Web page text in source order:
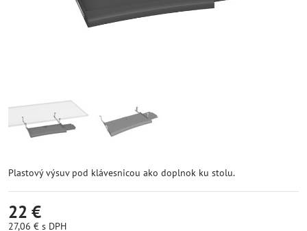
Plastový výsuv pod klávesnicou ako doplnok ku stolu.
22 €
27,06 € s DPH